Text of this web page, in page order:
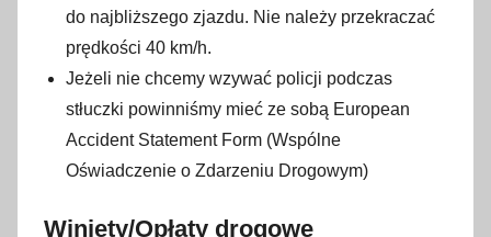
do najbliższego zjazdu. Nie należy przekraczać
prędkości 40 km/h.
Jeżeli nie chcemy wzywać policji podczas
stłuczki powinniśmy mieć ze sobą European
Accident Statement Form (Wspólne
Oświadczenie o Zdarzeniu Drogowym)
Winiety/Opłaty drogowe